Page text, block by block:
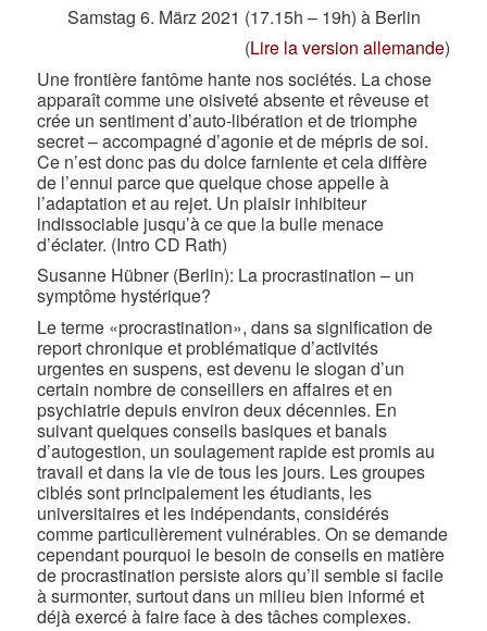
Samstag 6. März 2021 (17.15h – 19h) à Berlin
(Lire la version allemande)
Une frontière fantôme hante nos sociétés. La chose
apparaît comme une oisiveté absente et rêveuse et
crée un sentiment d’auto-libération et de triomphe
secret – accompagné d’agonie et de mépris de soi.
Ce n’est donc pas du dolce farniente et cela diffère
de l’ennui parce que quelque chose appelle à
l’adaptation et au rejet. Un plaisir inhibiteur
indissociable jusqu’à ce que la bulle menace
d’éclater. (Intro CD Rath)
Susanne Hübner (Berlin): La procrastination – un
symptôme hystérique?
Le terme «procrastination», dans sa signification de
report chronique et problématique d’activités
urgentes en suspens, est devenu le slogan d’un
certain nombre de conseillers en affaires et en
psychiatrie depuis environ deux décennies. En
suivant quelques conseils basiques et banals
d’autogestion, un soulagement rapide est promis au
travail et dans la vie de tous les jours. Les groupes
ciblés sont principalement les étudiants, les
universitaires et les indépendants, considérés
comme particulièrement vulnérables. On se demande
cependant pourquoi le besoin de conseils en matière
de procrastination persiste alors qu’il semble si facile
à surmonter, surtout dans un milieu bien informé et
déjà exercé à faire face à des tâches complexes.